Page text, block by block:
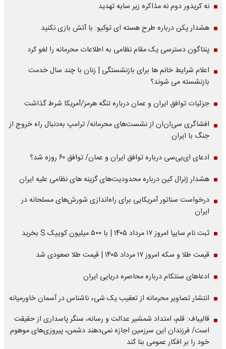
نه کریدور دوم نه مذاکره زیر سایه تهدید
هشدار پکن درباره طرح هسته ای توکیو: با آتش بازی نکنید
پنتاگون دسترسی یک مقام نظامی به اطلاعات محرمانه را لغو کرد
اعلام شرایط خانم ها برای بازنشستگی | زنان با چند سال خدمت
بازنشسته می شوند؟
جزئیات توافق ایران و عمان درباره تنگه هرمز/آمریکا شرط گذاشت
افشاگری سی‌ان‌ان از نشست‌های محرمانه/ ترامپ به‌دنبال راه خروج از
جنگ با ایران
ادعای ای‌بی‌سی درباره توافق ایران و عمان/ توافق ۶۰ روزه شد؟
هشدار ژنرال کین درباره محدودیت‌های گزینه های نظامی علیه ایران
درخواست سناتور آمریکایی برای راه‌اندازی شورش‌های مسلحانه در
ایران
ثبت نام سایپا امروز ۱۷ مرداد ۱۴۰۵ | با ۵۰۰ میلیون کوییک S بخرید
قیمت طلا و سکه امروز ۱۷ مرداد ۱۴۰۵ | قیمت طلا صعودی شد
ادعاهای سنتکام درباره محاصره دریایی ایران
انتشار تصاویر محرمانه از تعقیب یک شیء ناشناس در آسمان خاورمیانه
قالیباف: قلم، امتداد شمشیر عدالت و رسانه، سنگر پاسداری از حقیقت
است/ فرزندان این سرزمین اجازه نمی‌دهند دشمن، پیروزی‌های موهوم
خود را بر افکار عمومی بنا کند